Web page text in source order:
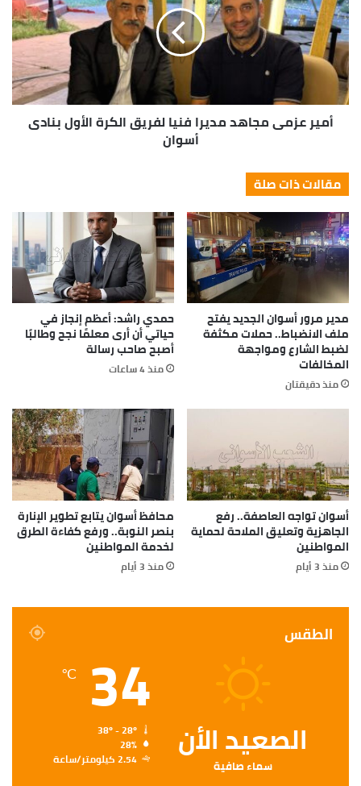
أمير عزمى مجاهد مديرا فنيا لفريق الكرة الأول بنادى
أسوان
مقالات ذات صلة
مدير مرور أسوان الجديد يفتح
ملف الانضباط.. حملات مكثفة
لضبط الشارع ومواجهة
المخالفات
منذ دقيقتان
حمدي راشد: أعظم إنجاز في
حياتي أن أرى معلمًا نجح وطالبًا
أصبح صاحب رسالة
منذ 4 ساعات
أسوان تواجه العاصفة.. رفع
الجاهزية وتعليق الملاحة لحماية
المواطنين
منذ 3 أيام
محافظ أسوان يتابع تطوير الإنارة
بنصر النوبة.. ورفع كفاءة الطرق
لخدمة المواطنين
منذ 3 أيام
الطقس
الصعيد الأن
سماء صافية
34
℃
28%
2.54 كيلومتر/ساعة